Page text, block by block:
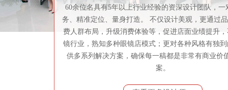
60余位名具有5年以上行业经验的资深设计团队，一
务、精准定位、量身打造。 不仅设计美观，更通过
费人群布局，升级消费体验等，促进店面业绩提升
镜行业，熟知多种眼镜店模式；更对各种风格有独
供多系列解决方案，确保每一稿都是非常有商业价
案。